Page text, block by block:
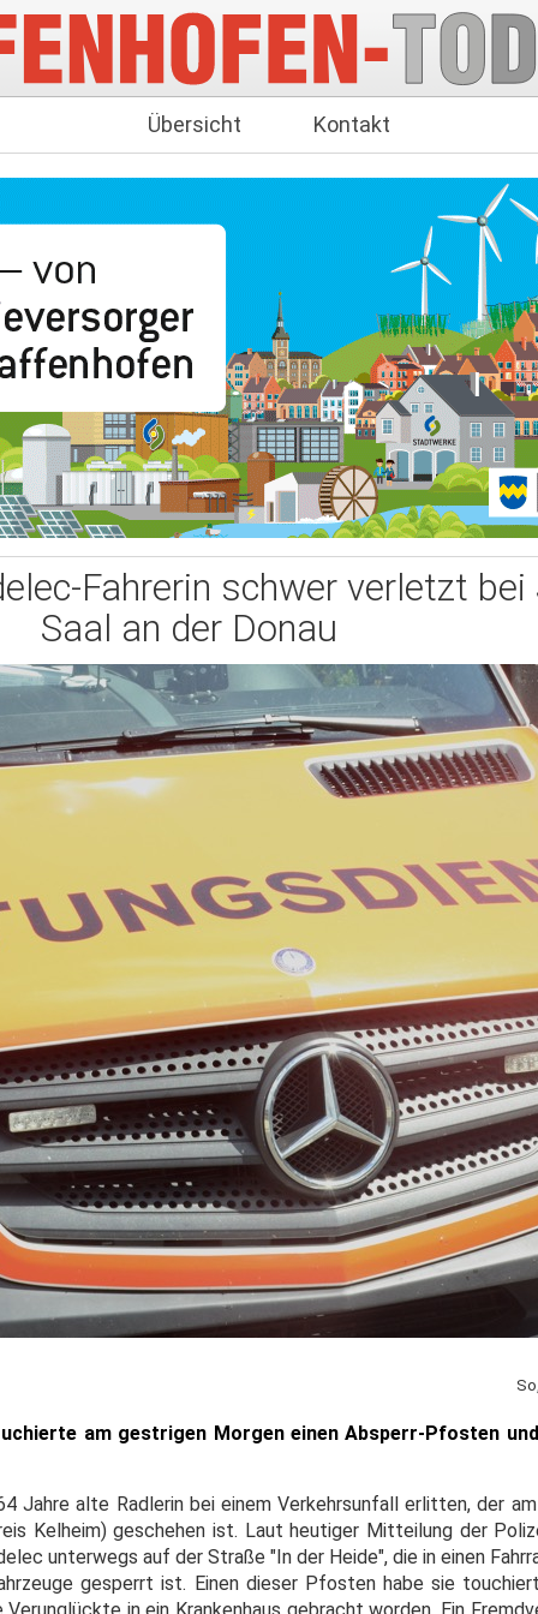
Übersicht Kontakt
Fahrerin schwer verletzt bei
Saal an der Donau
am gestrigen Morgen einen Absperr-Pfosten
Jahre alte Radlerin bei einem Verkehrsunfall erlitten, der
Kelheim) geschehen ist. Laut heutiger Mitteilung der
unterwegs auf der Straße "In der Heide", die in einen
gesperrt ist. Einen dieser Pfosten habe sie